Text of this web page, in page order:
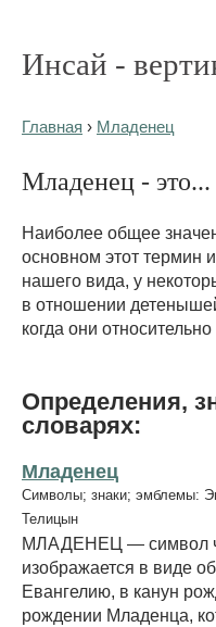
Инсай -
Главная › Младенец
Младенец - это...
Наиболее общее
основном этот термин
нашего вида, у
в отношении
когда они
Определения,
словарях:
Младенец
Символы; знаки; эмблемы:
Телицын
МЛАДЕНЕЦ — символ
изображается в виде
Евангелию, в канун
рождении Младенца,